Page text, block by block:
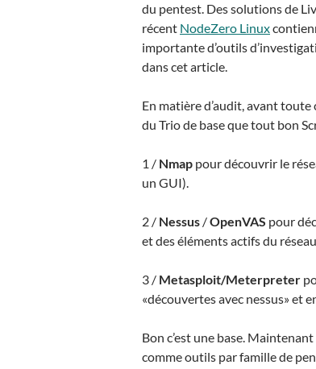
du pentest. Des solutions de
récent NodeZero Linux
importante d’outils
dans cet article.
En matière d’audit, avant
du Trio de base que tout bon
1 / Nmap pour découvrir le
un GUI).
2 / Nessus /OpenVAS pour
et des éléments actifs du
3 / Metasploit/Meterpreter
«découvertes avec nessus» et
Bon c’est une base.
comme outils par famille de